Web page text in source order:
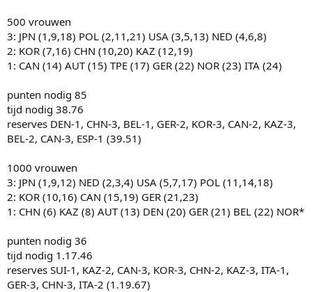
500 vrouwen
3: JPN (1,9,18) POL (2,11,21) USA (3,5,13) NED (4,6,8)
2: KOR (7,16) CHN (10,20) KAZ (12,19)
1: CAN (14) AUT (15) TPE (17) GER (22) NOR (23) ITA (24)
punten nodig 85
tijd nodig 38.76
reserves DEN-1, CHN-3, BEL-1, GER-2, KOR-3, CAN-2, KAZ-3,
BEL-2, CAN-3, ESP-1 (39.51)
1000 vrouwen
3: JPN (1,9,12) NED (2,3,4) USA (5,7,17) POL (11,14,18)
2: KOR (10,16) CAN (15,19) GER (21,23)
1: CHN (6) KAZ (8) AUT (13) DEN (20) GER (21) BEL (22) NOR*
punten nodig 36
tijd nodig 1.17.46
reserves SUI-1, KAZ-2, CAN-3, KOR-3, CHN-2, KAZ-3, ITA-1,
GER-3, CHN-3, ITA-2 (1.19.67)